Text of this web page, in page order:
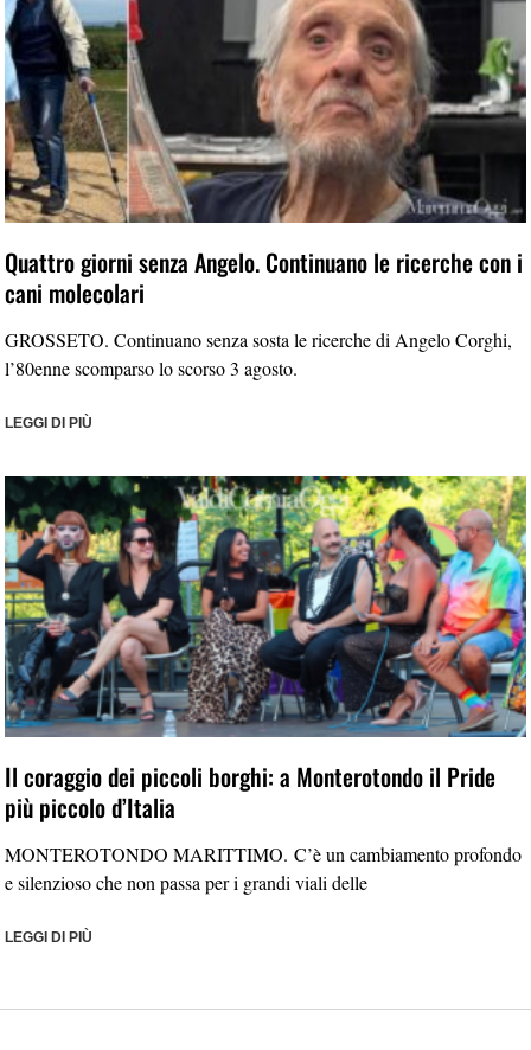
Quattro giorni senza Angelo. Continuano le ricerche con i
cani molecolari
GROSSETO. Continuano senza sosta le ricerche di Angelo Corghi,
l’80enne scomparso lo scorso 3 agosto.
LEGGI DI PIÙ
Il coraggio dei piccoli borghi: a Monterotondo il Pride
più piccolo d’Italia
MONTEROTONDO MARITTIMO. C’è un cambiamento profondo
e silenzioso che non passa per i grandi viali delle
LEGGI DI PIÙ